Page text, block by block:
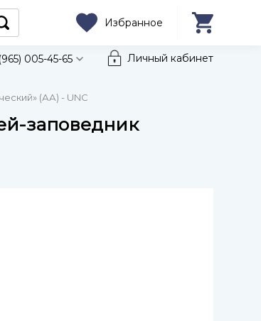
Избранное
005-45-65 Личный кабинет
(АА) - UNC
заповедник